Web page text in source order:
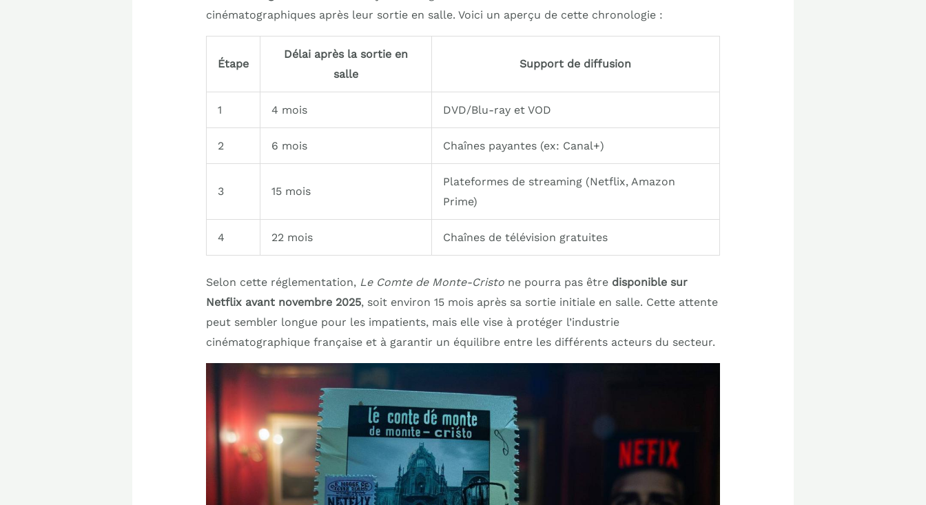
cinématographiques après leur sortie en salle. Voici un aperçu de cette chronologie :
Étape
Délai après la sortie en
salle
Support de diffusion
1 4 mois DVD/Blu-ray et VOD
2 6 mois Chaînes payantes (ex: Canal+)
3 15 mois
Plateformes de streaming (Netflix, Amazon
Prime)
4 22 mois Chaînes de télévision gratuites
Selon cette réglementation, Le Comte de Monte-Cristone pourra pas être disponible sur
Netflix avant novembre 2025, soit environ 15 mois après sa sortie initiale en salle. Cette attente
peut sembler longue pour les impatients, mais elle vise à protéger l’industrie
cinématographique française et à garantir un équilibre entre les différents acteurs du secteur.